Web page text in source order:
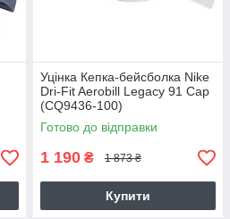
Уцінка Кепка-бейсболка Nike
Dri-Fit Aerobill Legacy 91 Cap
(CQ9436-100)
Готово до відправки
1 190 ₴ 1 873 ₴
Купити